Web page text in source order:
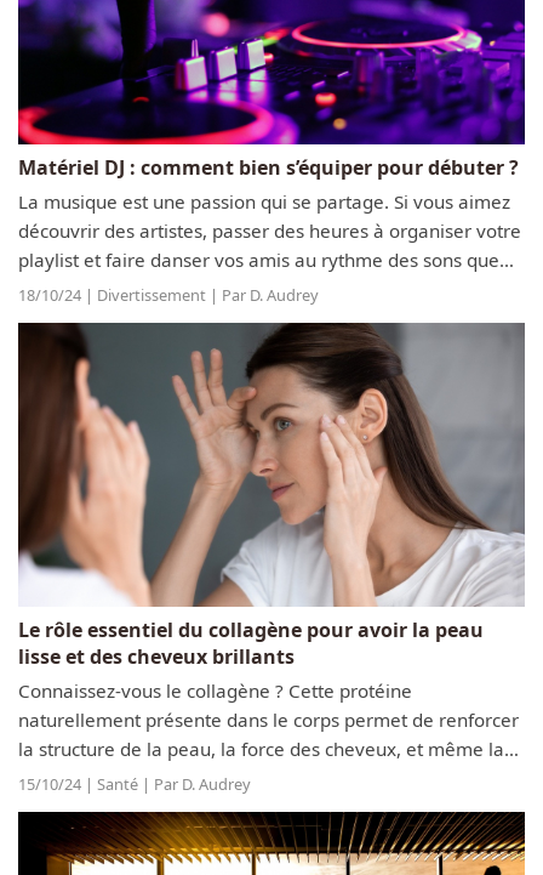
Matériel DJ : comment bien s’équiper pour débuter ?
La musique est une passion qui se partage. Si vous aimez
découvrir des artistes, passer des heures à organiser votre
playlist et faire danser vos amis au rythme des sons que
vous adorez, alors la place de DJ vous ira certainement à
merveille....
18/10/24 | Divertissement | Par D. Audrey
Le rôle essentiel du collagène pour avoir la peau
lisse et des cheveux brillants
Connaissez-vous le collagène ? Cette protéine
naturellement présente dans le corps permet de renforcer
la structure de la peau, la force des cheveux, et même la
souplesse des articulations. Si la production de collagène
diminue avec l’âge, il est...
15/10/24 | Santé | Par D. Audrey